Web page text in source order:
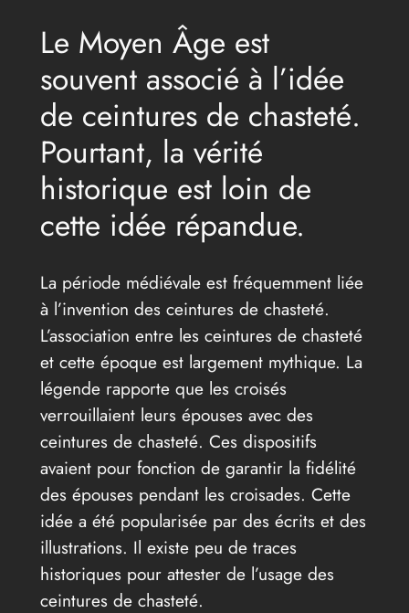
Le Moyen Âge est
souvent associé à l’idée
de ceintures de chasteté.
Pourtant, la vérité
historique est loin de
cette idée répandue.
La période médiévale est fréquemment liée
à l’invention des ceintures de chasteté.
L’association entre les ceintures de chasteté
et cette époque est largement mythique. La
légende rapporte que les croisés
verrouillaient leurs épouses avec des
ceintures de chasteté. Ces dispositifs
avaient pour fonction de garantir la fidélité
des épouses pendant les croisades. Cette
idée a été popularisée par des écrits et des
illustrations. Il existe peu de traces
historiques pour attester de l’usage des
ceintures de chasteté.